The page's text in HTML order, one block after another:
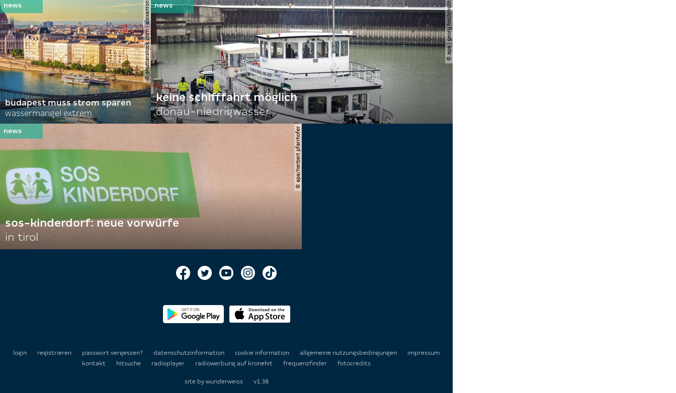
© shutterstock.com | alexanton
budapest muss strom sparen
wassermangel extrem
© apa | georg hochmuth
keine schifffahrt möglich
donau-niedrigwasser
© apa/herbert pfarrhofer
sos-kinderdorf: neue vorwürfe
in tirol
login registrieren passwort vergessen? datenschutzinformation cookie information allgemeine nutzungsbedingungen
impressum
kontakt
hitsuche radioplayer radiowerbung auf kronehit frequenzfinder fotocredits
site by wunderweiss v1.38